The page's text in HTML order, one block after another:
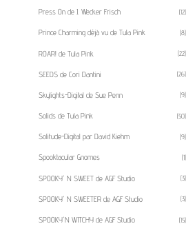
Press On de J. Wecker Frisch (12)
Prince Charming déjà vu de Tula Pink (8)
ROAR! de Tula Pink (22)
SEEDS de Cori Dantini (26)
Skylights-Digital de Sue Penn (9)
Solids de Tula Pink (50)
Solitude-Digital par David Kiehm (9)
Spooktacular Gnomes (1)
SPOOKY' N SWEET de AGF Studio (3)
SPOOKY' N SWEETER de AGF Studio (3)
SPOOKY'N WITCHY de AGF Studio (15)